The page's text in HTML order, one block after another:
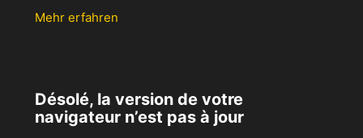
Mehr erfahren
Désolé, la version de votre
navigateur n’est pas à jour